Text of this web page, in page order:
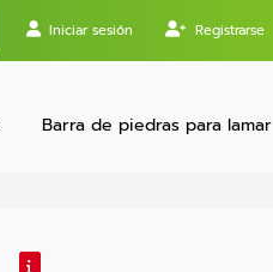
Iniciar sesión Registrarse
Barra de piedras para lamar